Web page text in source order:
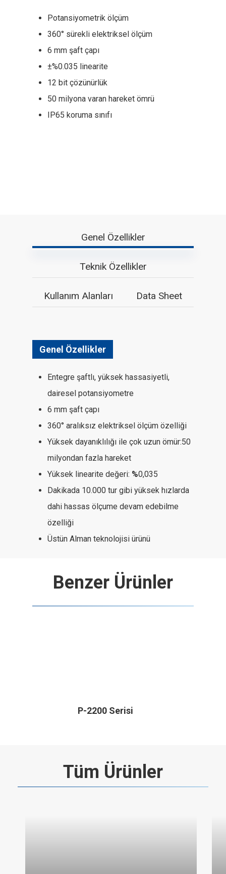
Potansiyometrik ölçüm
360° sürekli elektriksel ölçüm
6 mm şaft çapı
±%0.035 linearite
12 bit çözünürlük
50 milyona varan hareket ömrü
IP65 koruma sınıfı
Genel Özellikler
Teknik Özellikler
Kullanım Alanları Data Sheet
Genel Özellikler
Entegre şaftlı, yüksek hassasiyetli,
dairesel potansiyometre
6 mm şaft çapı
360° aralıksız elektriksel ölçüm özelliği
Yüksek dayanıklılığı ile çok uzun ömür:50
milyondan fazla hareket
Yüksek linearite değeri: %0,035
Dakikada 10.000 tur gibi yüksek hızlarda
dahi hassas ölçume devam edebilme
özelliği
Üstün Alman teknolojisi ürünü
Benzer Ürünler
P-2200 Serisi
Tüm Ürünler